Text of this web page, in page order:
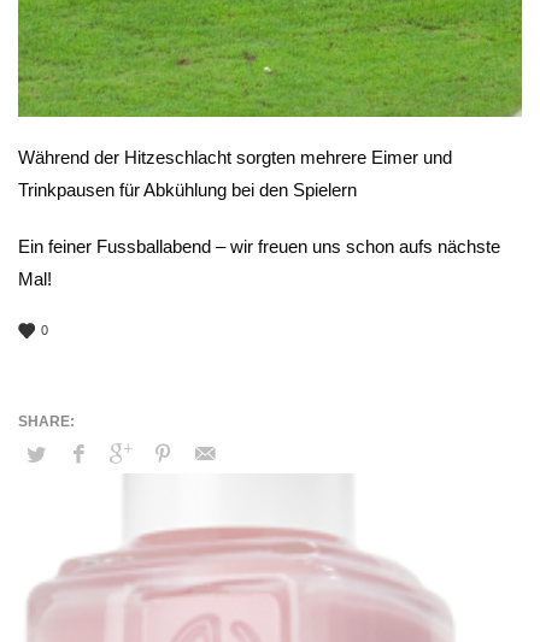
Während der Hitzeschlacht sorgten mehrere Eimer und
Trinkpausen für Abkühlung bei den Spielern
Ein feiner Fussballabend – wir freuen uns schon aufs nächste
Mal!
0